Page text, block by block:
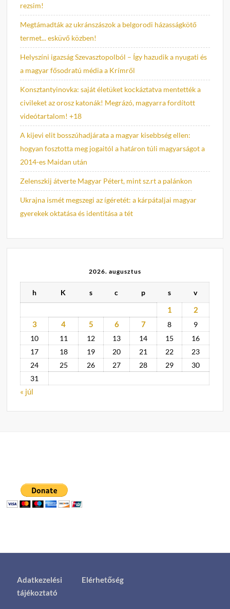
rezsim!
Megtámadták az ukránszászok a belgorodi házasságkötő
termet... esküvő közben!
Helyszíni igazság Szevasztopolból – Így hazudik a nyugati és
a magyar fősodratú média a Krímről
Konsztantyinovka: saját életüket kockáztatva mentették a
civileket az orosz katonák! Megrázó, magyarra fordított
videótartalom! +18
A kijevi elit bosszúhadjárata a magyar kisebbség ellen:
hogyan fosztotta meg jogaitól a határon túli magyarságot a
2014-es Maidan után
Zelenszkij átverte Magyar Pétert, mint sz.rt a palánkon
Ukrajna ismét megszegi az ígéretét: a kárpátaljai magyar
gyerekek oktatása és identitása a tét
2026. augusztus
h K s c p s v
1
2
3
4 5 6 7 8
9
10
11 12 13 14 15
16
17
18 19 20 21 22
23
24
25 26 27 28 29
30
31
« júl
Adatkezelési
tájékoztató
Elérhetőség